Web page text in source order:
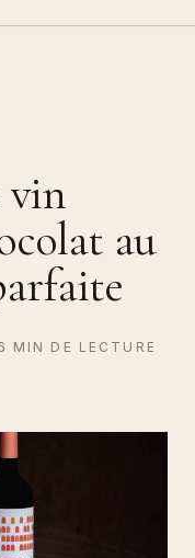
vin
au
MIN DE LECTURE